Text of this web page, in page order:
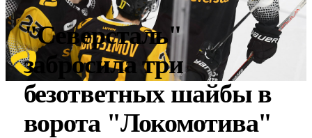
"Северсталь"
забросила три
безответных шайбы в
ворота "Локомотива"